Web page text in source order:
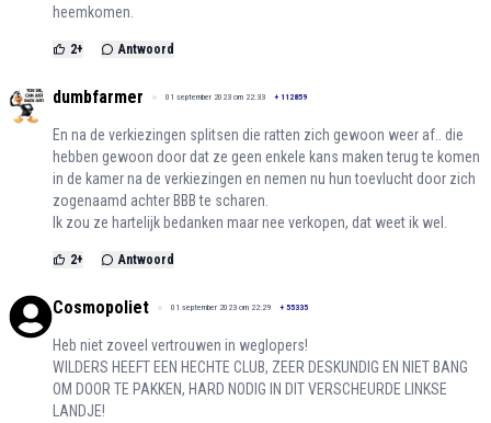
heemkomen.
2+ Antwoord
dumbfarmer 01 september 2023 om 22:33 + 112859
En na de verkiezingen splitsen die ratten zich gewoon weer af.. die
hebben gewoon door dat ze geen enkele kans maken terug te komen
in de kamer na de verkiezingen en nemen nu hun toevlucht door zich
zogenaamd achter BBB te scharen.
Ik zou ze hartelijk bedanken maar nee verkopen, dat weet ik wel.
2+ Antwoord
Cosmopoliet 01 september 2023 om 22:29 + 55335
Heb niet zoveel vertrouwen in weglopers!
WILDERS HEEFT EEN HECHTE CLUB, ZEER DESKUNDIG EN NIET BANG
OM DOOR TE PAKKEN, HARD NODIG IN DIT VERSCHEURDE LINKSE
LANDJE!